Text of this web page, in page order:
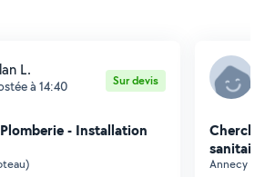
L.
à 14:40 Sur devis
- Installation
sanitaire
Annecy